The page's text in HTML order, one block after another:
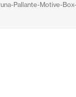
Pallante-Motive-